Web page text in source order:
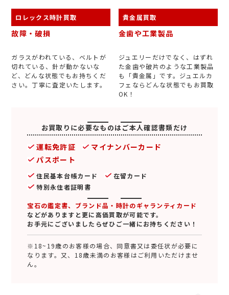
ロレックス時計買取
故障・破損
ガラスがわれている、ベルトが
切れている、針が動かないな
ど、どんな状態でもお持ちくだ
さい。丁寧に査定いたします。
貴金属買取
金歯や工業製品
ジュエリーだけでなく、はずれ
た金歯や破片のような工業製品
も「貴金属」です。ジュエルカ
フェならどんな状態でもお買取
OK！
お買取りに必要なものはご本人確認書類だけ
運転免許証
マイナンバーカード
パスポート
住民基本台帳カード
在留カード
特別永住者証明書
宝石の鑑定書、ブランド品・時計のギャランティカード
などがありますと更に高価買取が可能です。
お手元にございましたらぜひご一緒にお持ちください！
※18~19歳のお客様の場合、同意書又は委任状が必要に
なります。又、18歳未満のお客様はご利用いただけませ
ん。